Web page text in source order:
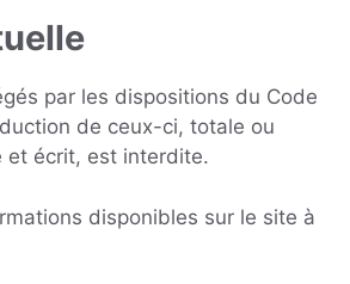
par les dispositions du Code
de ceux-ci, totale ou
et écrit, est interdite.
disponibles sur le site à